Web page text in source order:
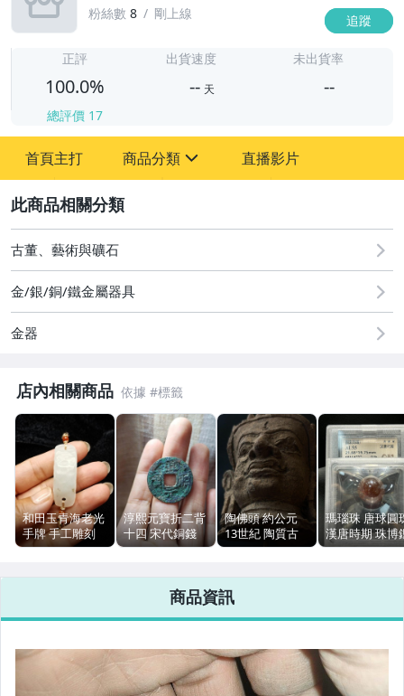
粉絲數 8 剛上線 追蹤
正評
100.0%
總評價 17
出貨速度
-- 天
未出貨率
--
首頁主打 商品分類
古董、藝術與礦石
手機、配件與通訊
偶像、球員卡與郵幣
男性精品與服飾
女裝與服飾配件
手錶與飾品配件
女包精品與女鞋
直播影片
古董、藝術與礦石
金/銀/銅/鐵金屬器具
金器
店內相關商品
和田玉青海老光
手牌 手工雕刻
水草花小棉嵌
淳熙元寶折二背
十四 宋代銅錢
古錢幣
證
陶佛頭 約公元
13世紀 陶質古
佛像 珠博評級盒
瑪瑙珠 唐球圓
漢唐時期 珠博
定評級入盒
商品資訊